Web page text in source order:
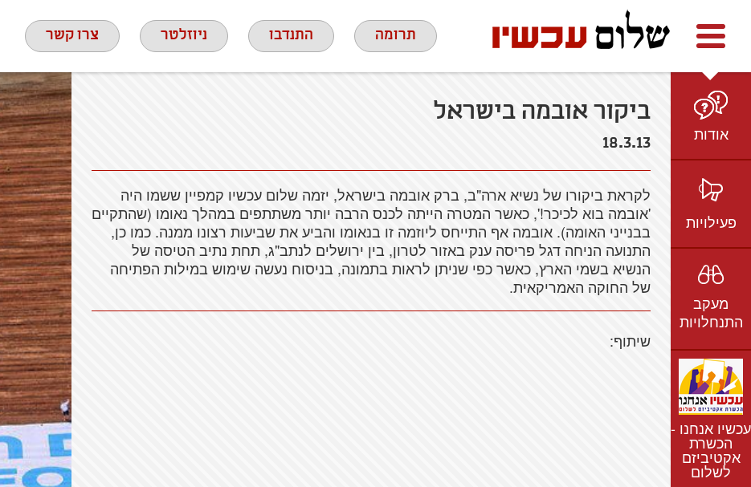
תרומה התנדבו ניוזלטר צרו קשר Facebookyoutube twitter
אודות
הצוות
חזון ועמדות
אמיל גרינצווייג
שקיפות
פעילויות
ברשת
בתקשורת
וידאו
מעקב
התנחלויות
נתונים
חדשות
נושאים
רשימת התנחלויות
מפת התנחלויות
עכשיו אנחנו -
הכשרת
אקטיביזם
לשלום
ביקור אובמה בישראל
18.3.13
לקראת ביקורו של נשיא ארה"ב, ברק אובמה בישראל, יזמה שלום עכשיו קמפיין ששמו היה
'אובמה בוא לכיכר!', כאשר המטרה הייתה לכנס הרבה יותר משתתפים במהלך נאומו (שהתקיים
בבנייני האומה). אובמה אף התייחס ליוזמה זו בנאומו והביע את שביעות רצונו ממנה. כמו כן,
התנועה הניחה דגל פריסה ענק באזור לטרון, בין ירושלים לנתב"ג, תחת נתיב הטיסה של
הנשיא בשמי הארץ, כאשר כפי שניתן לראות בתמונה, בניסוח נעשה שימוש במילות הפתיחה
של החוקה האמריקאית.
שיתוף: